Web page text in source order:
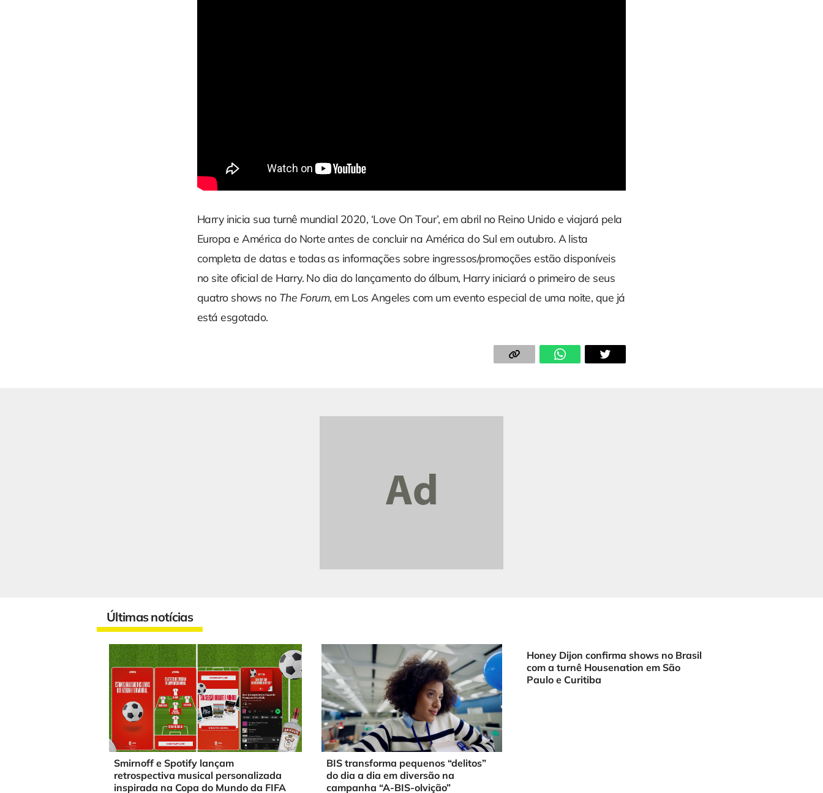
Harry inicia sua turnê mundial 2020, ‘Love On Tour’, em abril no Reino Unido e viajará pela
Europa e América do Norte antes de concluir na América do Sul em outubro. A lista
completa de datas e todas as informações sobre ingressos/promoções estão disponíveis
no site oficial de Harry. No dia do lançamento do álbum, Harry iniciará o primeiro de seus
quatro shows no The Forum, em Los Angeles com um evento especial de uma noite, que já
está esgotado.
Últimas notícias
Smirnoff e Spotify lançam
retrospectiva musical personalizada
inspirada na Copa do Mundo da FIFA
BIS transforma pequenos “delitos”
do dia a dia em diversão na
campanha “A-BIS-olvição”
Honey Dijon confirma shows no Brasil
com a turnê Housenation em São
Paulo e Curitiba